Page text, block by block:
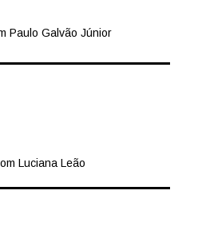
Paulo Galvão Júnior
Luciana Leão